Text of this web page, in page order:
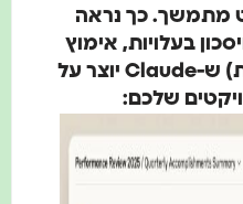
מתמשך. כך נראה
בעלויות, אימוץ
מוצר, שביעות רצון לקוחות) ש-Claude יוצר על
שלכם: